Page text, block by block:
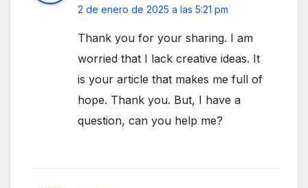
2 de enero de 2025 a las 5:21 pm
Thank you for your sharing. I am
worried that I lack creative ideas. It
is your article that makes me full of
hope. Thank you. But, I have a
question, can you help me?